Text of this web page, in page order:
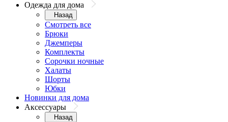
Одежда для дома
Назад
Смотреть все
Брюки
Джемперы
Комплекты
Сорочки ночные
Халаты
Шорты
Юбки
Новинки для дома
Аксессуары
Назад